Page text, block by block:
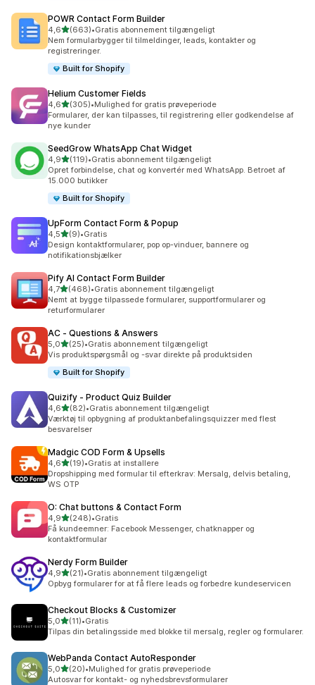
POWR Contact Form Builder
4,6ud af 5 stjerner
(663)
663 anmeldelser i alt
•Gratis abonnement tilgængeligt
Nem formularbygger til tilmeldinger, leads, kontakter og
registreringer.
Built for Shopify
Helium Customer Fields
4,6ud af 5 stjerner
(305)
305 anmeldelser i alt
•Mulighed for gratis prøveperiode
Formularer, der kan tilpasses, til registrering eller godkendelse af
nye kunder
SeedGrow WhatsApp Chat Widget
4,9ud af 5 stjerner
(119)
119 anmeldelser i alt
•Gratis abonnement tilgængeligt
Opret forbindelse, chat og konvertér med WhatsApp. Betroet af
15.000 butikker
Built for Shopify
UpForm Contact Form & Popup
4,5ud af 5 stjerner
(9)
9 anmeldelser i alt
•Gratis
Design kontaktformularer, pop op-vinduer, bannere og
notifikationsbjælker
Pify AI Contact Form Builder
4,7ud af 5 stjerner
(468)
468 anmeldelser i alt
•Gratis abonnement tilgængeligt
Nemt at bygge tilpassede formularer, supportformularer og
returformularer
AC ‑ Questions & Answers
5,0ud af 5 stjerner
(25)
25 anmeldelser i alt
•Gratis abonnement tilgængeligt
Vis produktspørgsmål og -svar direkte på produktsiden
Built for Shopify
Quizify ‑ Product Quiz Builder
4,6ud af 5 stjerner
(82)
82 anmeldelser i alt
•Gratis abonnement tilgængeligt
Værktøj til opbygning af produktanbefalingsquizzer med flest
besvarelser
Madgic COD Form & Upsells
4,6ud af 5 stjerner
(19)
19 anmeldelser i alt
•Gratis at installere
Dropshipping med formular til efterkrav: Mersalg, delvis betaling,
WS OTP
O: Chat buttons & Contact Form
4,9ud af 5 stjerner
(248)
248 anmeldelser i alt
•Gratis
Få kundeemner: Facebook Messenger, chatknapper og
kontaktformular
Nerdy Form Builder
4,9ud af 5 stjerner
(21)
21 anmeldelser i alt
•Gratis abonnement tilgængeligt
Opbyg formularer for at få flere leads og forbedre kundeservicen
Checkout Blocks & Customizer
5,0ud af 5 stjerner
(11)
11 anmeldelser i alt
•Gratis
Tilpas din betalingsside med blokke til mersalg, regler og formularer.
WebPanda Contact AutoResponder
5,0ud af 5 stjerner
(20)
20 anmeldelser i alt
•Mulighed for gratis prøveperiode
Autosvar for kontakt- og nyhedsbrevsformularer